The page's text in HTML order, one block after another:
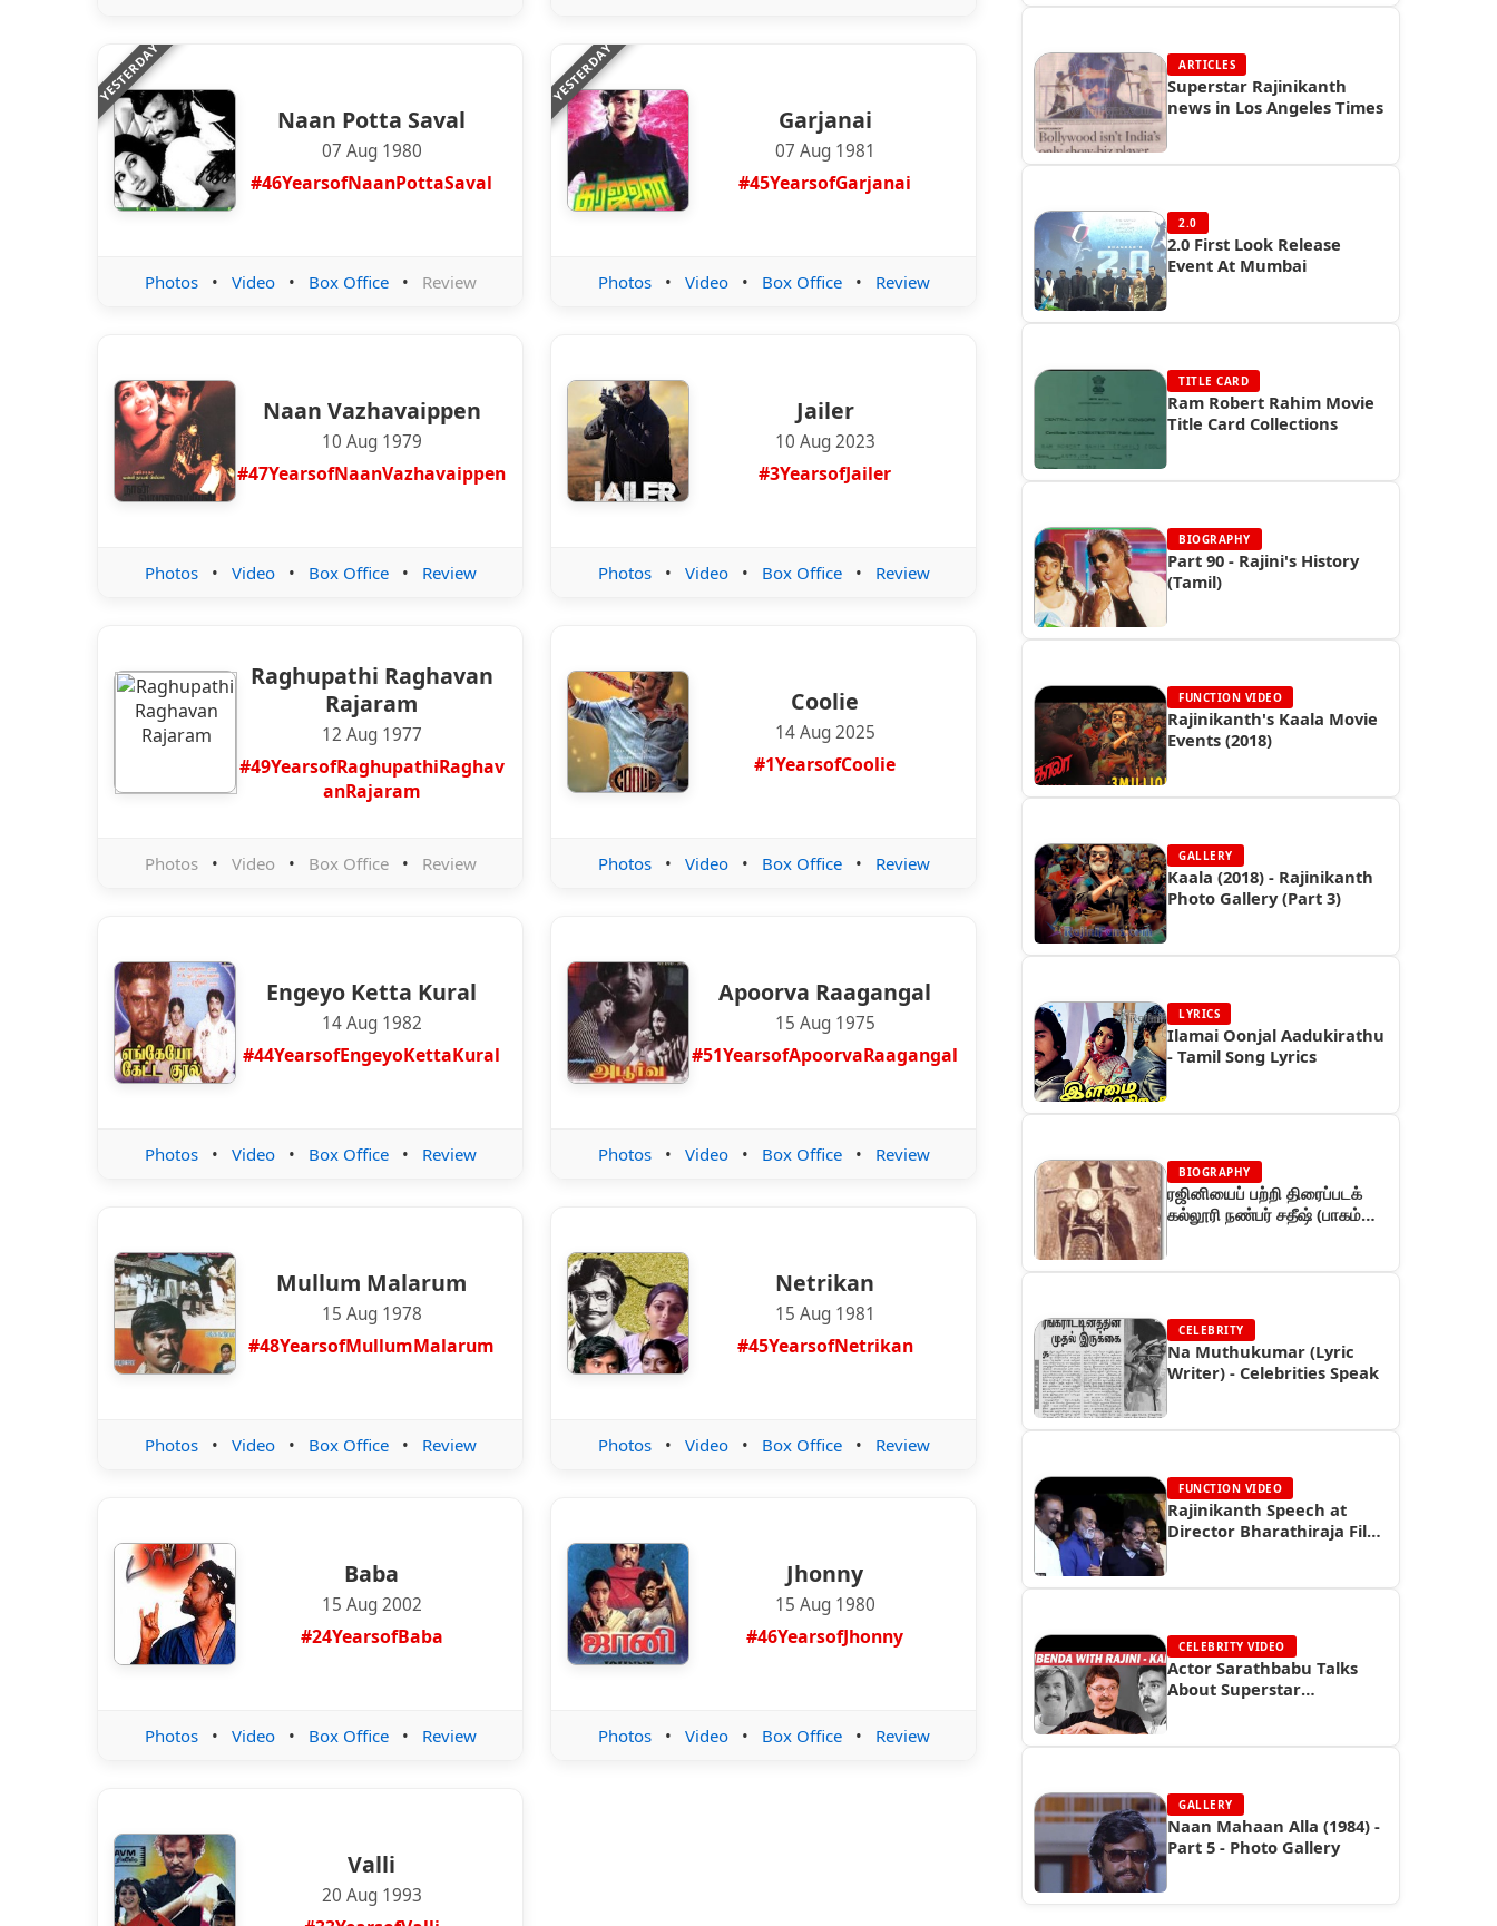
YESTERDAY
Naan Potta Saval
07 Aug 1980
#46YearsofNaanPottaSaval
Photos • Video • Box Office • Review
YESTERDAY
Garjanai
07 Aug 1981
#45YearsofGarjanai
Photos • Video • Box Office • Review
Naan Vazhavaippen
10 Aug 1979
#47YearsofNaanVazhavaippen
Photos • Video • Box Office • Review
Jailer
10 Aug 2023
#3YearsofJailer
Photos • Video • Box Office • Review
Raghupathi Raghavan
Rajaram
12 Aug 1977
#49YearsofRaghupathiRaghav
anRajaram
Photos • Video • Box Office • Review
Coolie
14 Aug 2025
#1YearsofCoolie
Photos • Video • Box Office • Review
Engeyo Ketta Kural
14 Aug 1982
#44YearsofEngeyoKettaKural
Photos • Video • Box Office • Review
Apoorva Raagangal
15 Aug 1975
#51YearsofApoorvaRaagangal
Photos • Video • Box Office • Review
Mullum Malarum
15 Aug 1978
#48YearsofMullumMalarum
Photos • Video • Box Office • Review
Netrikan
15 Aug 1981
#45YearsofNetrikan
Photos • Video • Box Office • Review
Baba
15 Aug 2002
#24YearsofBaba
Photos • Video • Box Office • Review
Jhonny
15 Aug 1980
#46YearsofJhonny
Photos • Video • Box Office • Review
Valli
20 Aug 1993
ARTICLES
Superstar Rajinikanth
news in Los Angeles Times
2.0
2.0 First Look Release
Event At Mumbai
TITLE CARD
Ram Robert Rahim Movie
Title Card Collections
BIOGRAPHY
Part 90 - Rajini's History
(Tamil)
FUNCTION VIDEO
Rajinikanth's Kaala Movie
Events (2018)
GALLERY
Kaala (2018) - Rajinikanth
Photo Gallery (Part 3)
LYRICS
Ilamai Oonjal Aadukirathu
- Tamil Song Lyrics
BIOGRAPHY
ரஜினியைப் பற்றி திரைப்படக்
கல்லூரி நண்பர் சதீஷ் (பாகம்
CELEBRITY
Na Muthukumar (Lyric
Writer) - Celebrities Speak
FUNCTION VIDEO
Rajinikanth Speech at
Director Bharathiraja Film
CELEBRITY VIDEO
Actor Sarathbabu Talks
About Superstar
GALLERY
Naan Mahaan Alla (1984) -
Part 5 - Photo Gallery